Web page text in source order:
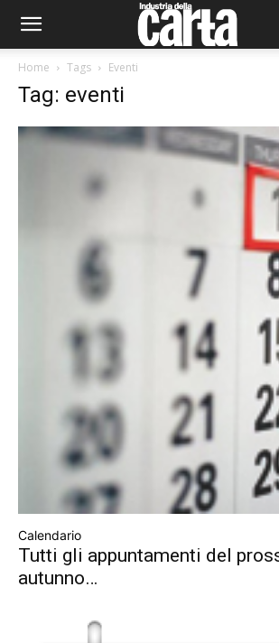
Home Tags Eventi
Tag: eventi
Calendario
Tutti gli appuntamenti del
autunno…